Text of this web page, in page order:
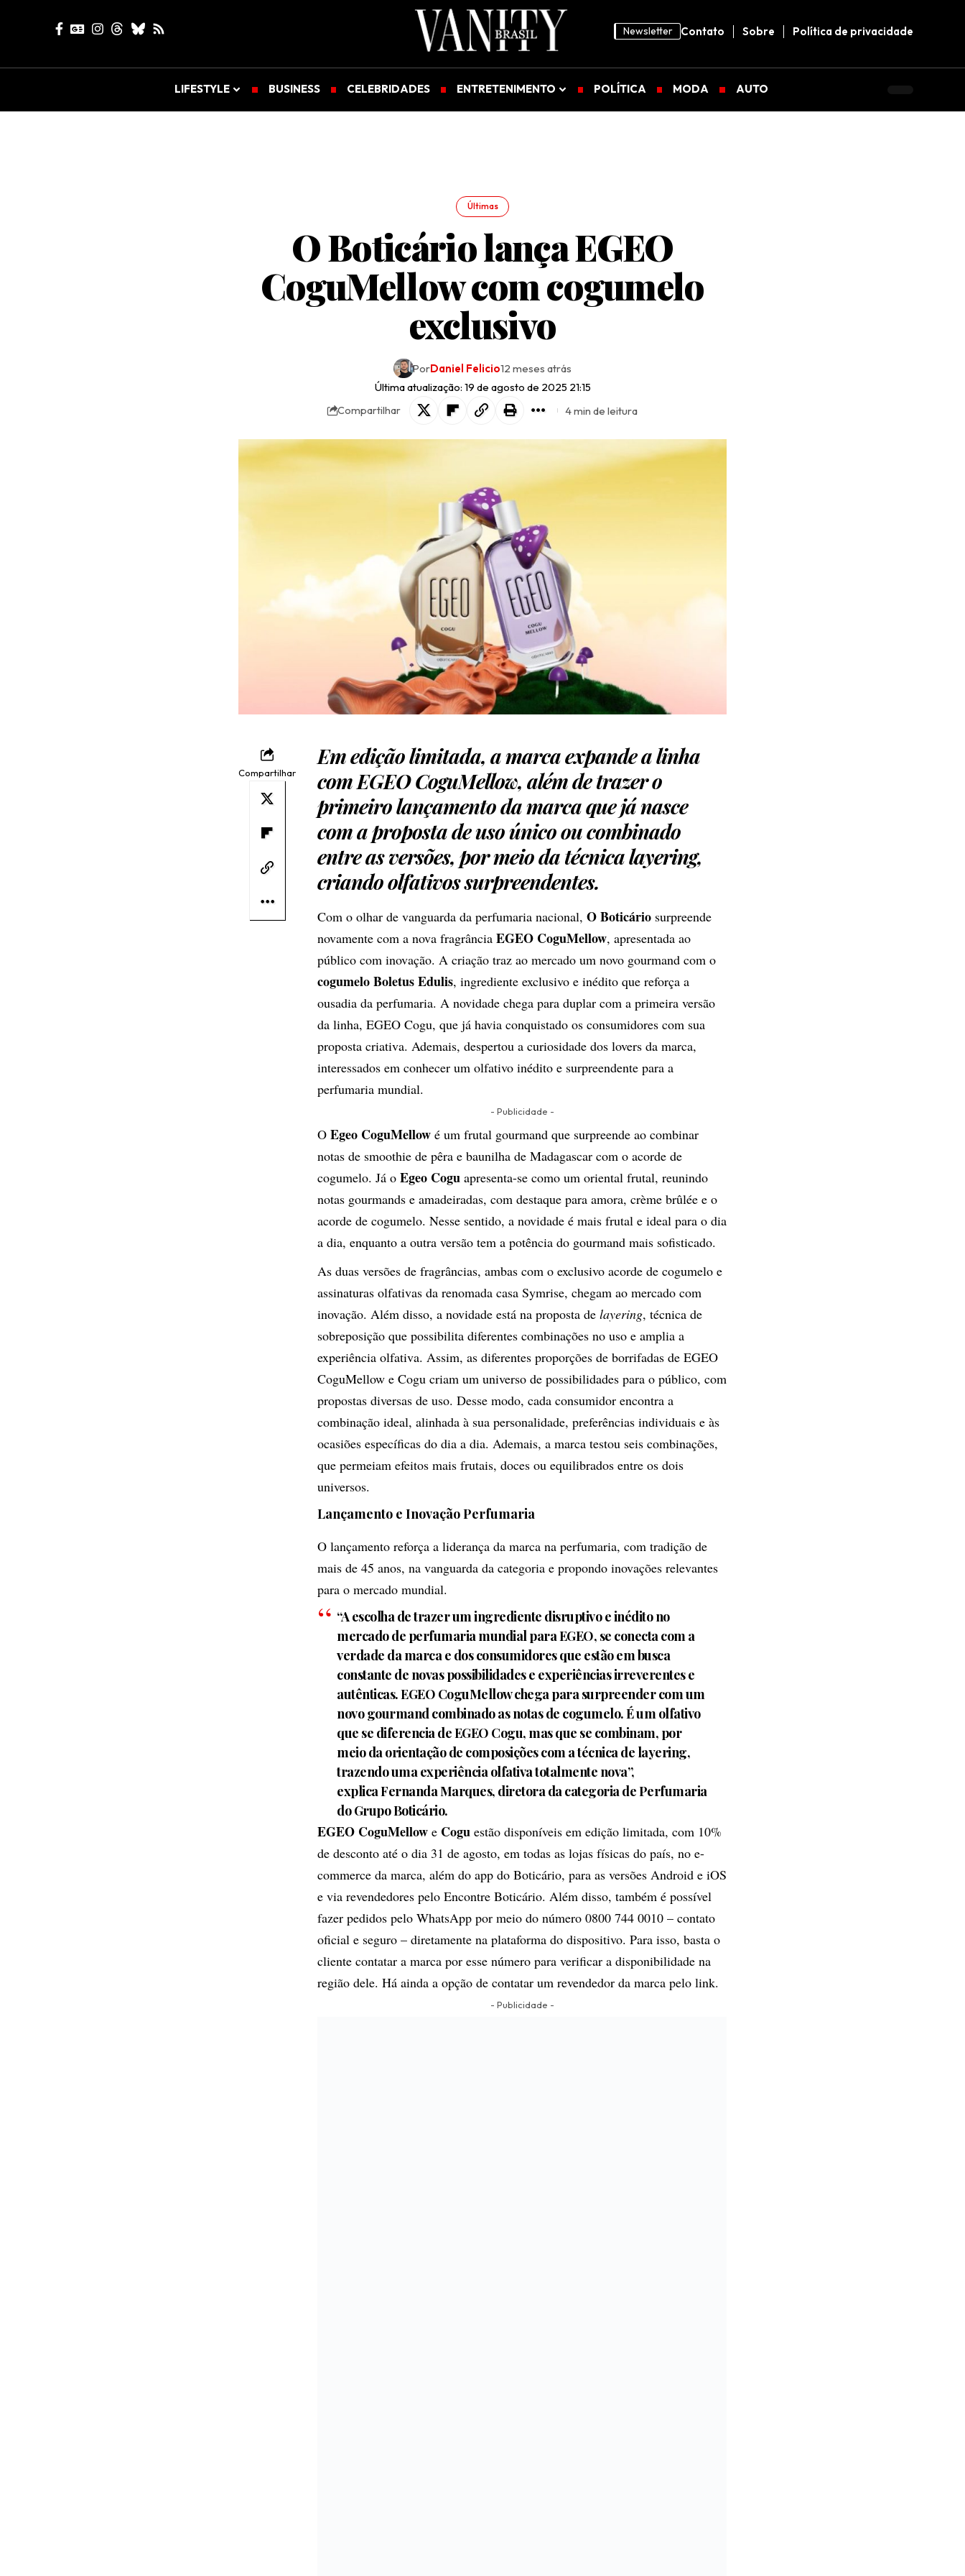
Newsletter Contato Sobre Política de privacidade
LIFESTYLE BUSINESS CELEBRIDADES ENTRETENIMENTO POLÍTICA MODA AUTO
Últimas
O Boticário lança EGEO
CoguMellow com cogumelo
exclusivo
Última atualização: 19 de agosto de 2025 21:15
PorDaniel Felicio12 meses atrás
Compartilhar 4 min de leitura
Compartilhar
Em edição limitada, a marca expande a linha
comEGEO CoguMellow, além de trazer o
primeiro lançamento da marca que já nasce
com a proposta de uso único ou combinado
entre as versões, por meio da técnica layering,
criando olfativos surpreendentes.
Com o olhar de vanguarda da perfumaria nacional, O Boticário surpreende
novamente com a nova fragrância EGEO CoguMellow, apresentada ao
público com inovação. A criação traz ao mercado um novo gourmand com o
cogumelo Boletus Edulis, ingrediente exclusivo e inédito que reforça a
ousadia da perfumaria. A novidade chega para duplar com a primeira versão
da linha, EGEO Cogu, que já havia conquistado os consumidores com sua
proposta criativa. Ademais, despertou a curiosidade dos lovers da marca,
interessados em conhecer um olfativo inédito e surpreendente para a
perfumaria mundial.
- Publicidade -
O Egeo CoguMellow é um frutal gourmand que surpreende ao combinar
notas de smoothie de pêra e baunilha de Madagascar com o acorde de
cogumelo. Já o Egeo Cogu apresenta-se como um oriental frutal, reunindo
notas gourmands e amadeiradas, com destaque para amora, crème brûlée e o
acorde de cogumelo. Nesse sentido, a novidade é mais frutal e ideal para o dia
a dia, enquanto a outra versão tem a potência do gourmand mais sofisticado.
As duas versões de fragrâncias, ambas com o exclusivo acorde de cogumelo e
assinaturas olfativas da renomada casa Symrise, chegam ao mercado com
inovação. Além disso, a novidade está na proposta de layering, técnica de
sobreposição que possibilita diferentes combinações no uso e amplia a
experiência olfativa. Assim, as diferentes proporções de borrifadas de EGEO
CoguMellow e Cogu criam um universo de possibilidades para o público, com
propostas diversas de uso. Desse modo, cada consumidor encontra a
combinação ideal, alinhada à sua personalidade, preferências individuais e às
ocasiões específicas do dia a dia. Ademais, a marca testou seis combinações,
que permeiam efeitos mais frutais, doces ou equilibrados entre os dois
universos.
Lançamento e Inovação Perfumaria
O lançamento reforça a liderança da marca na perfumaria, com tradição de
mais de 45 anos, na vanguarda da categoria e propondo inovações relevantes
para o mercado mundial.
“A escolha de trazer um ingrediente disruptivo e inédito no
mercado de perfumaria mundial para EGEO, se conecta com a
verdade da marca e dos consumidores que estão em busca
constante de novas possibilidades e experiências irreverentes e
autênticas. EGEO CoguMellow chega para surpreender com um
novo gourmand combinado as notas de cogumelo. É um olfativo
que se diferencia de EGEO Cogu, mas que se combinam, por
meio da orientação de composições com a técnica de layering,
trazendo uma experiência olfativa totalmente nova”,
explicaFernanda Marques, diretora da categoria de Perfumaria
do Grupo Boticário.
EGEO CoguMellow e Cogu estão disponíveis em edição limitada, com 10%
de desconto até o dia 31 de agosto, em todas as lojas físicas do país, no e-
commerce da marca, além do app do Boticário, para as versões Android e iOS
e via revendedores pelo Encontre Boticário. Além disso, também é possível
fazer pedidos pelo WhatsApp por meio do número 0800 744 0010 – contato
oficial e seguro – diretamente na plataforma do dispositivo. Para isso, basta o
cliente contatar a marca por esse número para verificar a disponibilidade na
região dele. Há ainda a opção de contatar um revendedor da marca pelo link.
- Publicidade -